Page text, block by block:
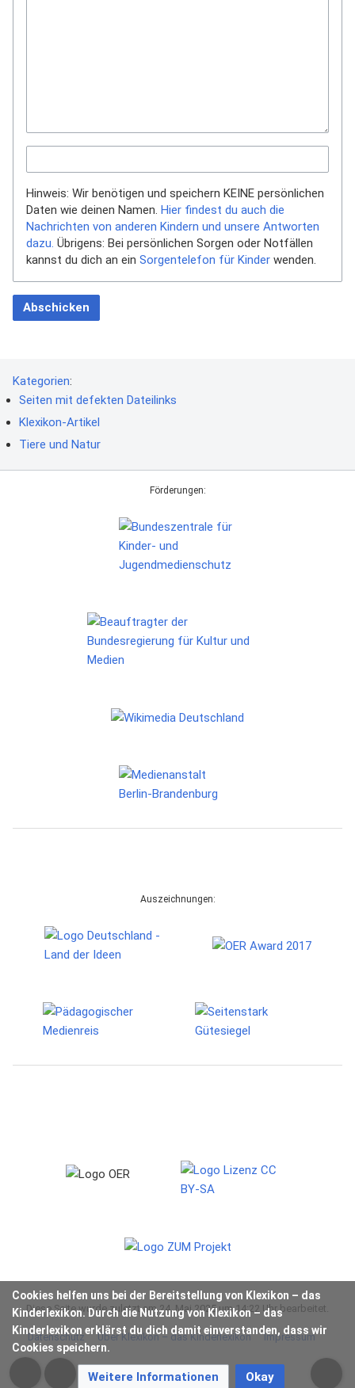
Hinweis: Wir benötigen und speichern KEINE persönlichen
Daten wie deinen Namen. Hier findest du auch die
Nachrichten von anderen Kindern und unsere Antworten
dazu. Übrigens: Bei persönlichen Sorgen oder Notfällen
kannst du dich an ein Sorgentelefon für Kinder wenden.
Abschicken
Kategorien:
Seiten mit defekten Dateilinks
Klexikon-Artikel
Tiere und Natur
Cookies helfen uns bei der Bereitstellung von Klexikon – das
Kinderlexikon. Durch die Nutzung von Klexikon – das
Kinderlexikon erklärst du dich damit einverstanden, dass wir
Cookies speichern.
Weitere Informationen Okay
Förderungen:
Auszeichnungen:
Diese Seite wurde zuletzt am 24. Mai 2025 um 14:22 Uhr bearbeitet.
Datenschutz Über Klexikon – das Kinderlexikon Impressum